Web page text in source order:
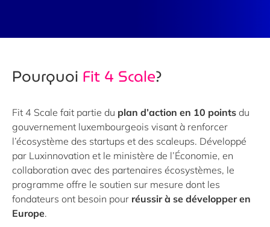
Pourquoi Fit 4 Scale?
Fit 4 Scale fait partie du plan d’action en 10 points du
gouvernement luxembourgeois visant à renforcer
l’écosystème des startups et des scaleups. Développé
par Luxinnovation et le ministère de l’Économie, en
collaboration avec des partenaires écosystèmes, le
programme offre le soutien sur mesure dont les
fondateurs ont besoin pour réussir à se développer en
Europe.